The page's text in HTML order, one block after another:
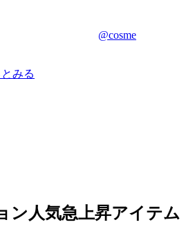
@cosme
みる
ン 人気急上昇アイテム